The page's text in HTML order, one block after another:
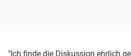
"Ich finde die Diskussion ehrlich